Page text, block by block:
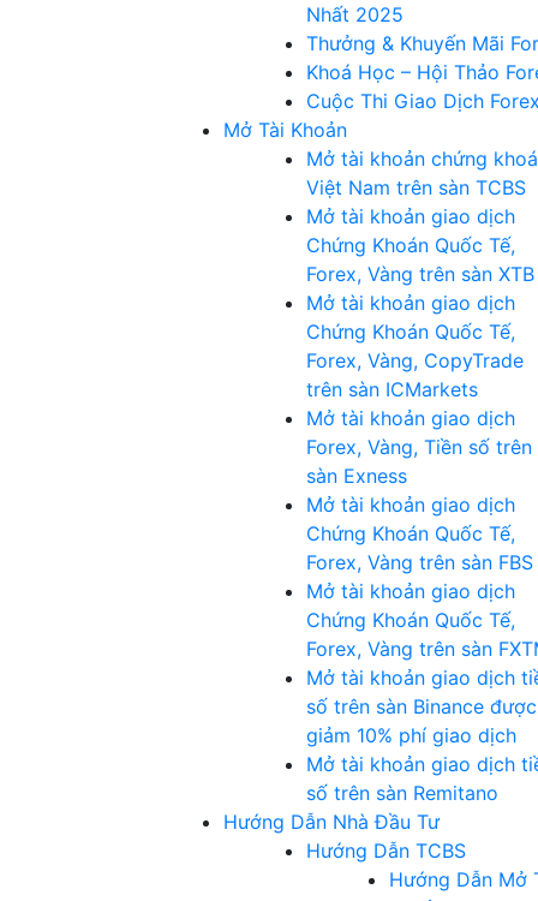
Nhất 2025
Thưởng & Khuyến Mãi
Khoá Học – Hội Thảo
Cuộc Thi Giao Dịch Forex
Mở Tài Khoản
Mở tài khoản chứng
Việt Nam trên sàn TCBS
Mở tài khoản giao dịch
Chứng Khoán Quốc Tế,
Forex, Vàng trên sàn XTB
Mở tài khoản giao dịch
Chứng Khoán Quốc Tế,
Forex, Vàng, CopyTrade
trên sàn ICMarkets
Mở tài khoản giao dịch
Forex, Vàng, Tiền số trên
sàn Exness
Mở tài khoản giao dịch
Chứng Khoán Quốc Tế,
Forex, Vàng trên sàn FBS
Mở tài khoản giao dịch
Chứng Khoán Quốc Tế,
Forex, Vàng trên sàn
Mở tài khoản giao dịch
số trên sàn Binance được
giảm 10% phí giao dịch
Mở tài khoản giao dịch
số trên sàn Remitano
Hướng Dẫn Nhà Đầu Tư
Hướng Dẫn TCBS
Hướng Dẫn Mở